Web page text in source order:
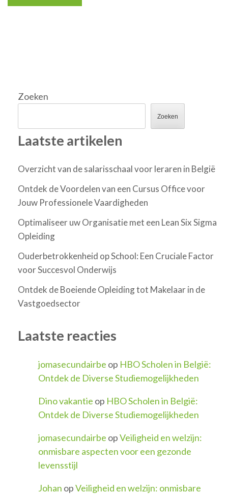
Zoeken
Zoeken
Laatste artikelen
Overzicht van de salarisschaal voor leraren in België
Ontdek de Voordelen van een Cursus Office voor
Jouw Professionele Vaardigheden
Optimaliseer uw Organisatie met een Lean Six Sigma
Opleiding
Ouderbetrokkenheid op School: Een Cruciale Factor
voor Succesvol Onderwijs
Ontdek de Boeiende Opleiding tot Makelaar in de
Vastgoedsector
Laatste reacties
jomasecundairbe op HBO Scholen in België:
Ontdek de Diverse Studiemogelijkheden
Dino vakantie op HBO Scholen in België:
Ontdek de Diverse Studiemogelijkheden
jomasecundairbe opVeiligheid en welzijn:
onmisbare aspecten voor een gezonde
levensstijl
Johan opVeiligheid en welzijn: onmisbare